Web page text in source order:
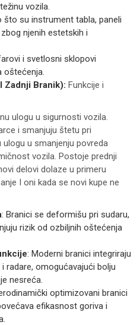
vozila.
što su instrument tabla, paneli
njenih estetskih i
i svetlosni sklopovi
oštećenja.
Zadnji Branik): Funkcije i
ulogu u sigurnosti vozila.
i smanjuju štetu pri
ulogu u smanjenju povreda
vozila. Postoje prednji
delovi dolaze u primeru
I oni kada se novi kupe ne
: Branici se deformišu pri sudaru,
rizik od ozbiljnih oštećenja
: Moderni branici integriraju
radare, omogućavajući bolju
nesreća.
optimizovani branici
efikasnost goriva i